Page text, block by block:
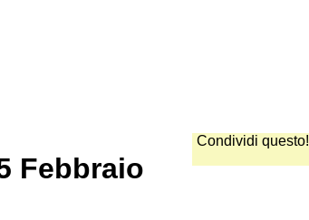
Condividi questo!
Febbraio